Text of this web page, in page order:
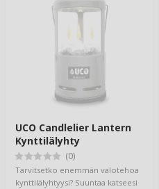
UCO Candlelier Lantern
Kynttilälyhty
(0)
Tarvitsetko enemmän valotehoa
kynttilälyhtyysi? Suuntaa katseesi